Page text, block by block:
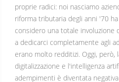
proprie radici: noi nasciamo
riforma tributaria degli anni '70
considero una totale involuzione
a dedicarci completamente agli
erano molto redditizi. Oggi, però,
digitalizzazione e l'intelligenza
adempimenti è diventata